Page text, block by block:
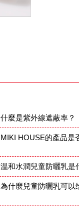
什麼是紫外線遮蔽率？
MIKI HOUSE的產品是
温和水潤兒童防曬乳是
為什麼兒童防曬乳可以